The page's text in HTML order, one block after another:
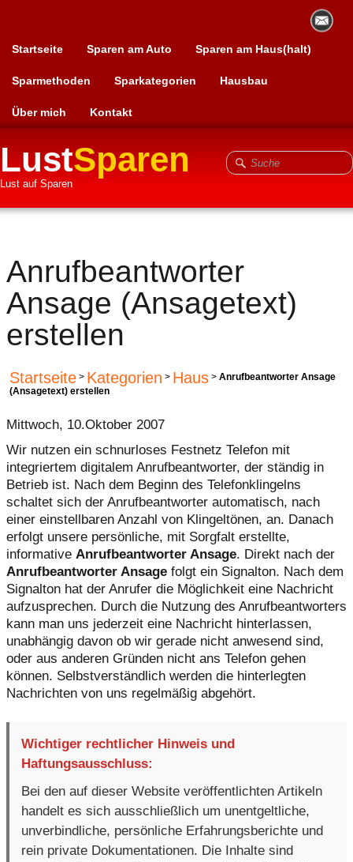
Startseite Sparen am Auto Sparen am Haus(halt)
Sparmethoden Sparkategorien Hausbau
Über mich Kontakt
LustSparen
Lust auf Sparen
Anrufbeantworter
Ansage (Ansagetext)
erstellen
Startseite > Kategorien > Haus > Anrufbeantworter Ansage
(Ansagetext) erstellen
Mittwoch, 10.Oktober 2007
Wir nutzen ein schnurloses Festnetz Telefon mit
integriertem digitalem Anrufbeantworter, der ständig in
Betrieb ist. Nach dem Beginn des Telefonklingelns
schaltet sich der Anrufbeantworter automatisch, nach
einer einstellbaren Anzahl von Klingeltönen, an. Danach
erfolgt unsere persönliche, mit Sorgfalt erstellte,
informative Anrufbeantworter Ansage. Direkt nach der
Anrufbeantworter Ansage folgt ein Signalton. Nach dem
Signalton hat der Anrufer die Möglichkeit eine Nachricht
aufzusprechen. Durch die Nutzung des Anrufbeantworters
kann man uns jederzeit eine Nachricht hinterlassen,
unabhängig davon ob wir gerade nicht anwesend sind,
oder aus anderen Gründen nicht ans Telefon gehen
können. Selbstverständlich werden die hinterlegten
Nachrichten von uns regelmäßig abgehört.
Wichtiger rechtlicher Hinweis und
Haftungsausschluss:
Bei den auf dieser Website veröffentlichten Artikeln
handelt es sich ausschließlich um unentgeltliche,
unverbindliche, persönliche Erfahrungsberichte und
rein private Dokumentationen. Die Inhalte sind